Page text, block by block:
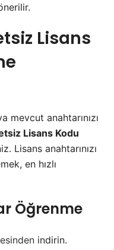
Lisans
mevcut anahtarınızı
Lisans Kodu
Lisans anahtarınızı
en hızlı
Öğrenme
indirin.